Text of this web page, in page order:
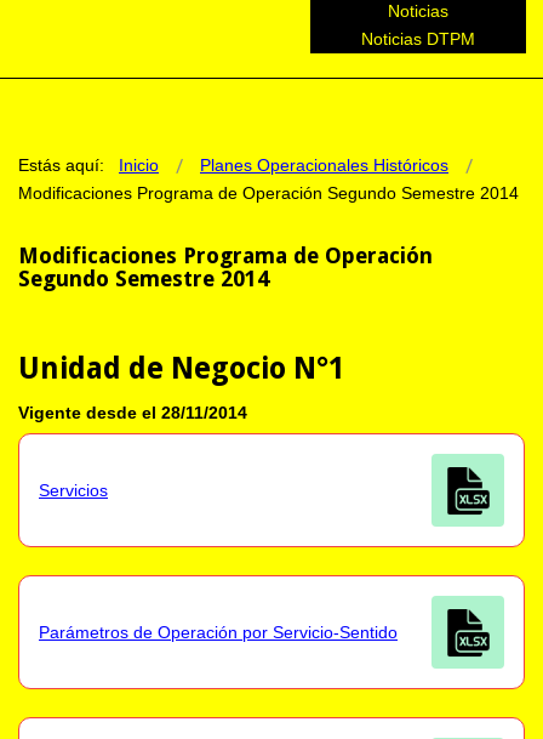
Noticias
Noticias DTPM
Estás aquí: Inicio
Planes Operacionales Históricos
Modificaciones Programa de Operación Segundo Semestre 2014
Modificaciones Programa de Operación
Segundo Semestre 2014
Unidad de Negocio N°1
Vigente desde el 28/11/2014
Servicios
Parámetros de Operación por Servicio-Sentido